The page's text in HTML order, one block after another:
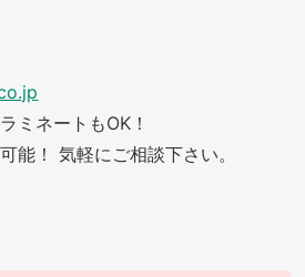
ミネートもOK！
能！ 気軽にご相談下さい。